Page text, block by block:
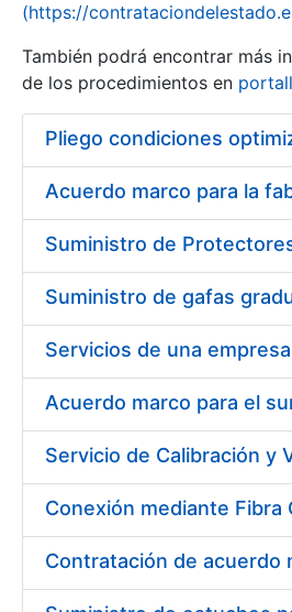
Show/Hide
(https://
También podrá encontrar más
de los procedimientos en